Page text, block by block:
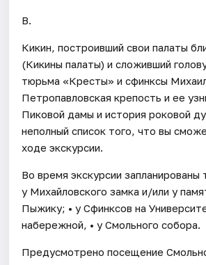
В.
Кикин, построивший свои палаты
(Кикины палаты) и сложивший
тюрьма «Кресты» и сфинксы
Петропавловская крепость и ее
Пиковой дамы и история роковой
неполный список того, что вы
ходе экскурсии.
Во время экскурсии запланированы
у Михайловского замка и/или у
Пыжику; • у Сфинксов на
набережной, • у Смольного собора.
Предусмотрено посещение